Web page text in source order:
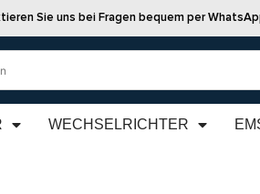
Sie uns bei Fragen bequem per
WECHSELRICHTER